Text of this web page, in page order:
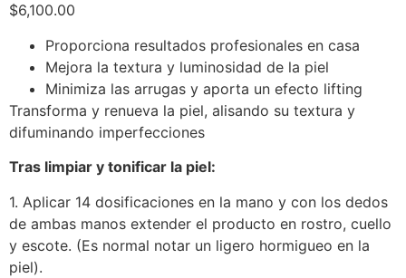
$6,100.00
Proporciona resultados profesionales en casa
Mejora la textura y luminosidad de la piel
Minimiza las arrugas y aporta un efecto lifting
Transforma y renueva la piel, alisando su textura y
difuminando imperfecciones
Tras limpiar y tonificar la piel:
1. Aplicar 14 dosificaciones en la mano y con los dedos
de ambas manos extender el producto en rostro, cuello
y escote. (Es normal notar un ligero hormigueo en la
piel).